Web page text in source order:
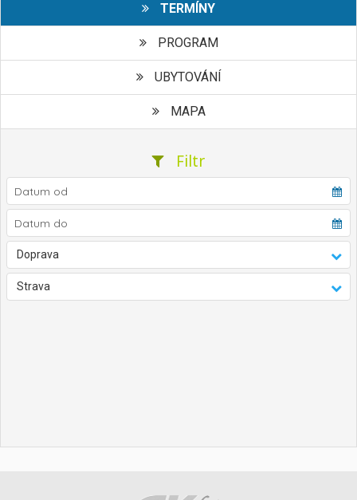
TERMÍNY
PROGRAM
UBYTOVÁNÍ
MAPA
Filtr
Doprava
Strava